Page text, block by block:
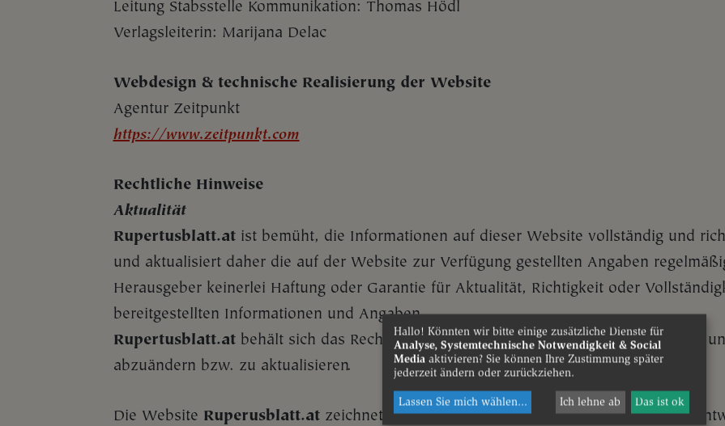
Leitung Stabsstelle Kommunikation: Thomas Hödl
Verlagsleiterin: Marijana Delac
Webdesign & technische Realisierung der Website
Agentur Zeitpunkt
https://www.zeitpunkt.com
Rechtliche Hinweise
Aktualität
Rupertusblatt.atist bemüht, die Informationen auf dieser Website vollständig und
und aktualisiert daher die auf der Website zur Verfügung gestellten Angaben
Herausgeber keinerlei Haftung oder Garantie für Aktualität, Richtigkeit oder
bereitgestellten Informationen und Angaben.
Rupertusblatt.atbehält sich das Recht vor, Informationen auf der Website jederzeit
abzuändern bzw. zu aktualisieren.
Die Website Ruperusblatt.atzeichnet ausschließlich für selbst erstellte Inhalte
Hallo! Könnten wir bitte einige zusätzliche Dienste für
Analyse, Systemtechnische Notwendigkeit & Social
Media aktivieren? Sie können Ihre Zustimmung später
jederzeit ändern oder zurückziehen.
Lassen Sie mich wählen... Ich lehne ab Das ist ok